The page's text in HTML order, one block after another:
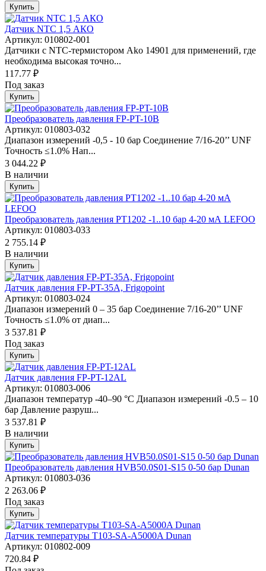
Купить
Датчик NTC 1,5 АКО
Артикул: 010802-001
Датчики с NTC-термистором Ako 14901 для применений, где
необходима высокая точно...
117.77 ₽
Под заказ
Купить
Преобразователь давления FP-PT-10B
Артикул: 010803-032
Диапазон измерений -0,5 - 10 бар Соединение 7/16-20’’ UNF
Точность ≤1.0% Нап...
3 044.22 ₽
В наличии
Купить
Преобразователь давления PT1202 -1..10 бар 4-20 мА LEFOO
Артикул: 010803-033
2 755.14 ₽
В наличии
Купить
Датчик давления FP-PT-35A, Frigopoint
Артикул: 010803-024
Диапазон измерений 0 – 35 бар Соединение 7/16-20’’ UNF
Точность ≤1.0% от диап...
3 537.81 ₽
Под заказ
Купить
Датчик давления FP-PT-12AL
Артикул: 010803-006
Диапазон температур -40–90 °С Диапазон измерений -0.5 – 10
бар Давление разруш...
3 537.81 ₽
В наличии
Купить
Преобразователь давления HVB50.0S01-S15 0-50 бар Dunan
Артикул: 010803-036
2 263.06 ₽
Под заказ
Купить
Датчик температуры T103-SA-A5000A Dunan
Артикул: 010802-009
720.84 ₽